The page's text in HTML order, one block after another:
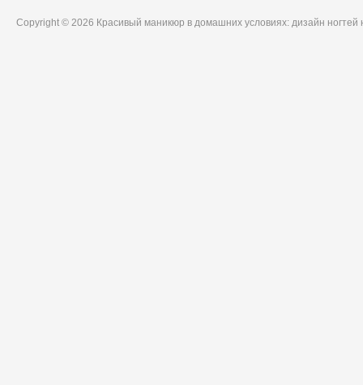
Copyright © 2026 Красивый маникюр в домашних условиях: дизайн